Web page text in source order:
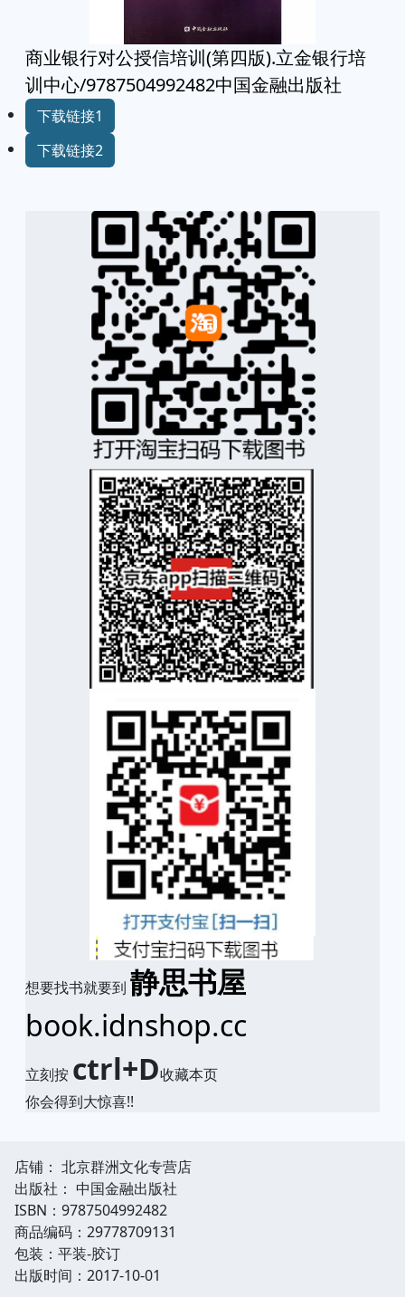
商业银行对公授信培训(第四版).立金银行培
训中心/9787504992482中国金融出版社
下载链接1
下载链接2
想要找书就要到 静思书屋
book.idnshop.cc
立刻按 ctrl+D收藏本页
你会得到大惊喜!!
店铺： 北京群洲文化专营店
出版社： 中国金融出版社
ISBN：9787504992482
商品编码：29778709131
包装：平装-胶订
出版时间：2017-10-01